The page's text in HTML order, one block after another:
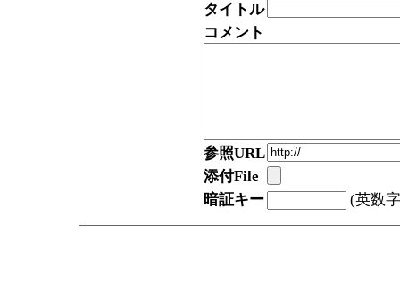
タイトル
コメント
参照URL
添付File
暗証キー
(英数